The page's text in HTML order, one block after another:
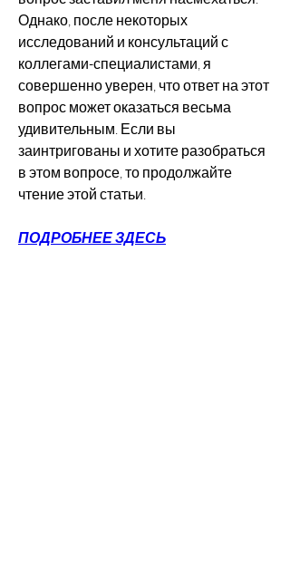
Однако, после некоторых
исследований и консультаций с
коллегами-специалистами, я
совершенно уверен, что ответ на этот
вопрос может оказаться весьма
удивительным. Если вы
заинтригованы и хотите разобраться
в этом вопросе, то продолжайте
чтение этой статьи.
ПОДРОБНЕЕ ЗДЕСЬ